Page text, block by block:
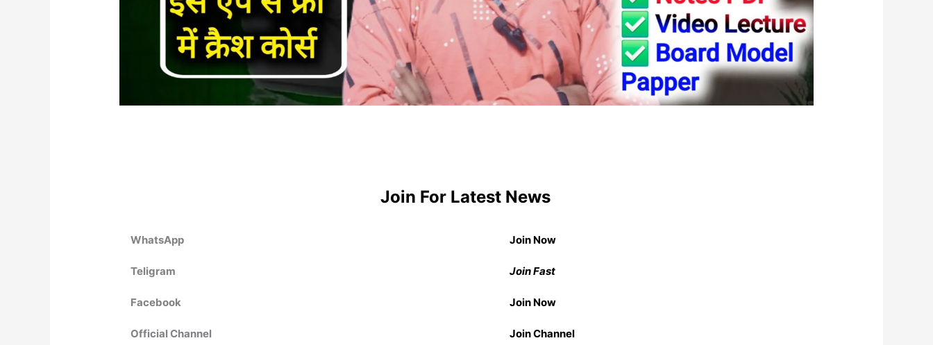
Join For Latest News
WhatsApp Join Now
Teligram Join Fast
Facebook Join Now
Official Channel Join Channel